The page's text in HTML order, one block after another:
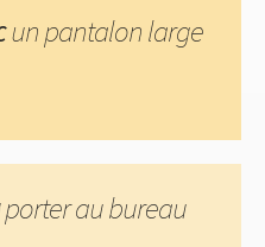
un pantalon large
porter au bureau